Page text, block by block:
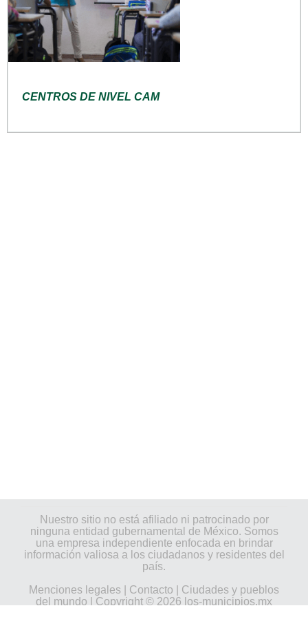
CENTROS DE NIVEL CAM
Nuestro sitio no está afiliado ni patrocinado por
ninguna entidad gubernamental de México. Somos
una empresa independiente enfocada en brindar
información valiosa a los ciudadanos y residentes del
país.
Menciones legales
Contacto
Ciudades y pueblos
del mundo | Copyright © 2026 los-municipios.mx